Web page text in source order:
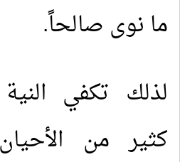
ما نوى صالحاً.
لذلك تكفي
كثير من